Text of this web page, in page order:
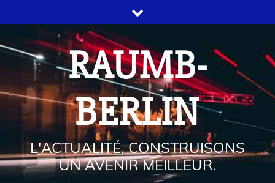
RAUMB-
BERLIN
L'ACTUALITÉ, CONSTRUISONS
UN AVENIR MEILLEUR.